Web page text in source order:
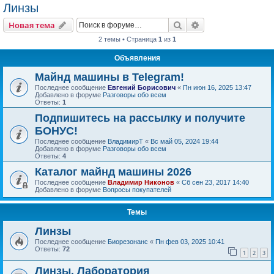
Линзы
Новая тема Поиск
2 темы • Страница 1 из 1
Объявления
Майнд машины в Telegram!
Последнее сообщение Евгений Борисович « Пн июн 16, 2025 13:47
Добавлено в форуме Разговоры обо всем
Ответы: 1
Подпишитесь на рассылку и получите
БОНУС!
Последнее сообщение ВладимирТ « Вс май 05, 2024 19:44
Добавлено в форуме Разговоры обо всем
Ответы: 4
Каталог майнд машины 2026
Последнее сообщение Владимир Никонов « Сб сен 23, 2017 14:40
Добавлено в форуме Вопросы покупателей
Темы
Линзы
Последнее сообщение Биорезонанс « Пн фев 03, 2025 10:41
Ответы: 72 1 2 3
Линзы. Лаборатория